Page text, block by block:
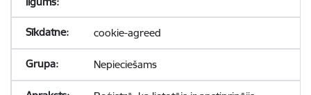
cookie-agreed
Nepieciešams